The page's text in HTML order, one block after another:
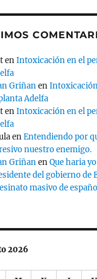
enIntoxicación en el
Griñanen
Adelfa
enIntoxicación en el
enEntendiendo por
nuestro enemigo.
GriñanenQue haria
del gobierno de
masivo de
2026